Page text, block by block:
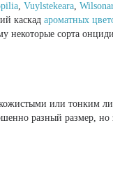
, Vuylstekeara,
каскад ароматных
некоторые сорта
или тонким
разный размер,